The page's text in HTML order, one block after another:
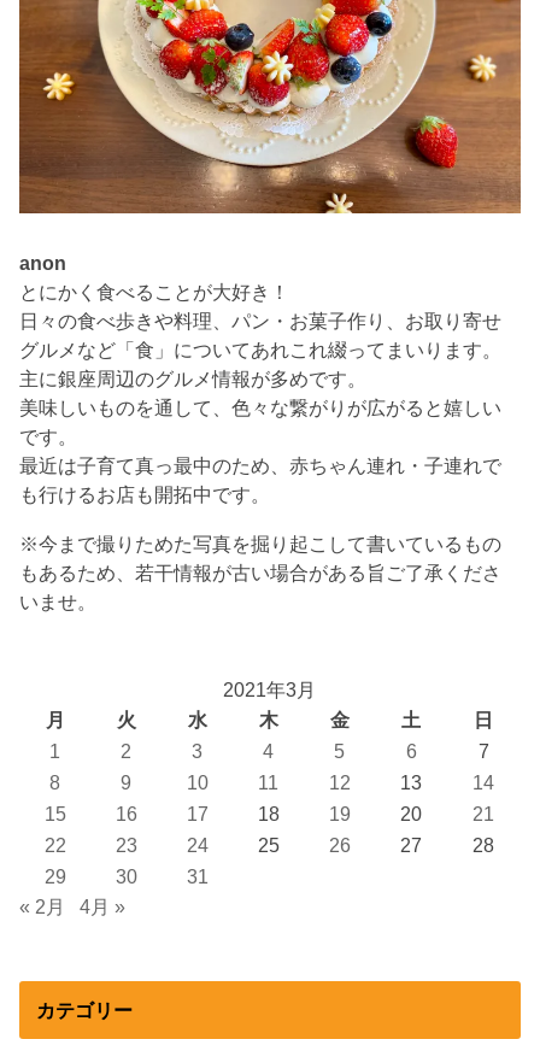
anon
とにかく食べることが大好き！
日々の食べ歩きや料理、パン・お菓子作り、お取り寄せ
グルメなど「食」についてあれこれ綴ってまいります。
主に銀座周辺のグルメ情報が多めです。
美味しいものを通して、色々な繋がりが広がると嬉しい
です。
最近は子育て真っ最中のため、赤ちゃん連れ・子連れで
も行けるお店も開拓中です。
※今まで撮りためた写真を掘り起こして書いているもの
もあるため、若干情報が古い場合がある旨ご了承くださ
いませ。
2021年3月
月
火 水 木 金 土
日
1
2 3 4 5 6
7
8
9 10 11 12 13
14
15
16 17 18 19 20
21
22
23 24 25 26 27
28
29
30
31
« 2月
4月 »
カテゴリー